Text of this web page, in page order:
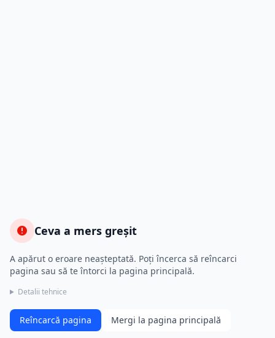
Ceva a mers greșit
A apărut o eroare neașteptată. Poți încerca să reîncarci
pagina sau să te întorci la pagina principală.
Detalii tehnice
Reîncarcă pagina Mergi la pagina principală